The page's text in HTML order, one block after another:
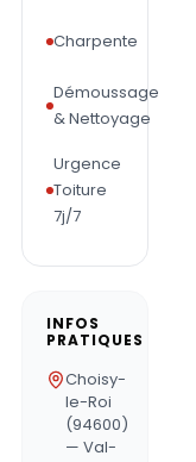
Charpente
Démoussage
& Nettoyage
Urgence
Toiture
7j/7
INFOS
PRATIQUES
Choisy-
le-Roi
(94600)
— Val-